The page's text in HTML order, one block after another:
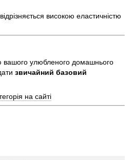
високою еластичністю
вашого улюбленого домашнього
звичайний базовий
на сайті